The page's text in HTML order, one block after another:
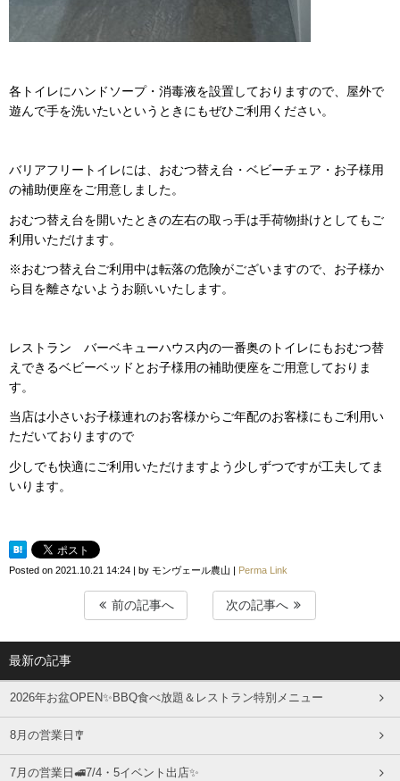
各トイレにハンドソープ・消毒液を設置しておりますので、屋外で
遊んで手を洗いたいというときにもぜひご利用ください。
バリアフリートイレには、おむつ替え台・ベビーチェア・お子様用
の補助便座をご用意しました。
おむつ替え台を開いたときの左右の取っ手は手荷物掛けとしてもご
利用いただけます。
※おむつ替え台ご利用中は転落の危険がございますので、お子様か
ら目を離さないようお願いいたします。
レストラン バーベキューハウス内の一番奥のトイレにもおむつ替
えできるベビーベッドとお子様用の補助便座をご用意しておりま
す。
当店は小さいお子様連れのお客様からご年配のお客様にもご利用い
ただいておりますので
少しでも快適にご利用いただけますよう少しずつですが工夫してま
いります。
Posted on 2021.10.21 14:24 | by モンヴェール農山 | Perma Link
前の記事へ 次の記事へ
最新の記事
2026年お盆OPEN✨BBQ食べ放題＆レストラン特別メニュー
8月の営業日🎐
7月の営業日🚅7/4・5イベント出店✨